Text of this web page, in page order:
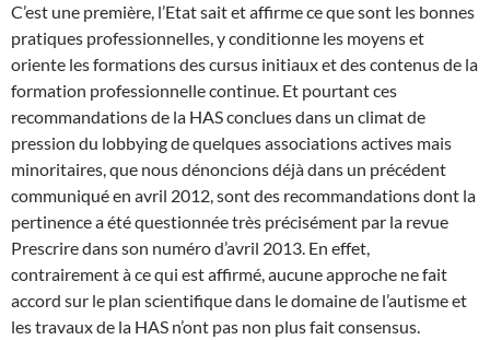
C’est une première, l’Etat sait et affirme ce que sont les bonnes
pratiques professionnelles, y conditionne les moyens et
oriente les formations des cursus initiaux et des contenus de la
formation professionnelle continue. Et pourtant ces
recommandations de la HAS conclues dans un climat de
pression du lobbying de quelques associations actives mais
minoritaires, que nous dénoncions déjà dans un précédent
communiqué en avril 2012, sont des recommandations dont la
pertinence a été questionnée très précisément par la revue
Prescrire dans son numéro d’avril 2013. En effet,
contrairement à ce qui est affirmé, aucune approche ne fait
accord sur le plan scientifique dans le domaine de l’autisme et
les travaux de la HAS n’ont pas non plus fait consensus.